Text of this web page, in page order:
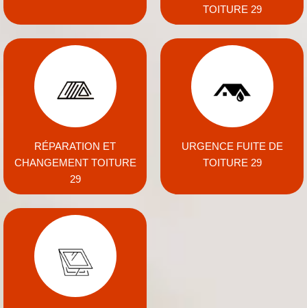
TOITURE 29
RÉPARATION ET
CHANGEMENT TOITURE
29
URGENCE FUITE DE
TOITURE 29